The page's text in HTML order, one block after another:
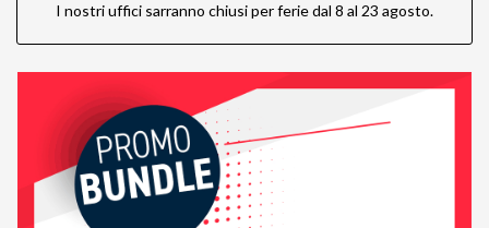
I nostri uffici sarranno chiusi per ferie dal 8 al 23 agosto.